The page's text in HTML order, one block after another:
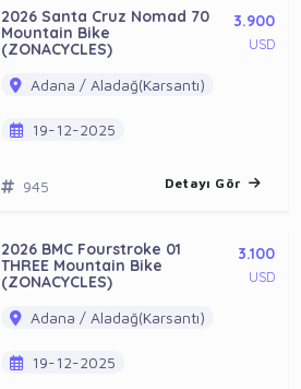
2026 Santa Cruz Nomad 70
Mountain Bike
(ZONACYCLES)
3.900
USD
Adana / Aladağ(Karsantı)
19-12-2025
945 Detayı Gör
2026 BMC Fourstroke 01
THREE Mountain Bike
(ZONACYCLES)
3.100
USD
Adana / Aladağ(Karsantı)
19-12-2025